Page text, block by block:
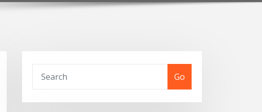
Go